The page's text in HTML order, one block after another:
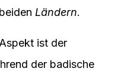
Ländern.
ist der
der badische